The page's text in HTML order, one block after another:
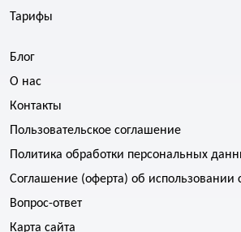
Тарифы
Блог
О нас
Контакты
Пользовательское соглашение
Политика обработки персональных
Соглашение (оферта) об использовании
Вопрос-ответ
Карта сайта